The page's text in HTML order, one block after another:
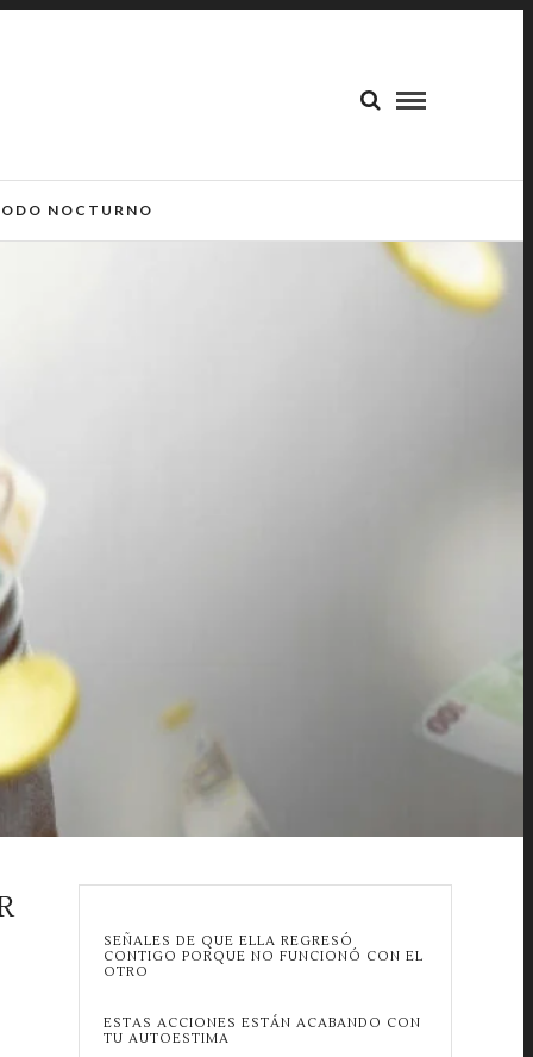
NOCTURNO
SEÑALES DE QUE ELLA REGRESÓ
CONTIGO PORQUE NO FUNCIONÓ CON EL
OTRO
ESTAS ACCIONES ESTÁN ACABANDO CON
TU AUTOESTIMA